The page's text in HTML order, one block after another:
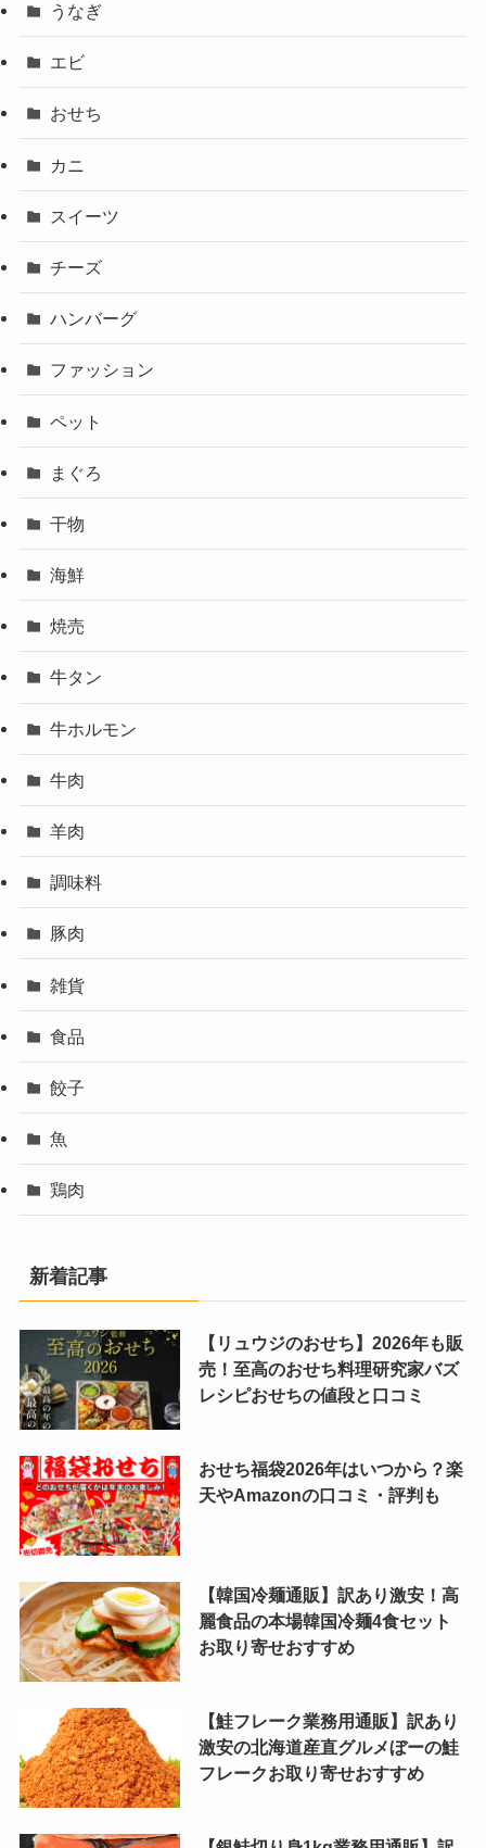
うなぎ
エビ
おせち
カニ
スイーツ
チーズ
ハンバーグ
ファッション
ペット
まぐろ
干物
海鮮
焼売
牛タン
牛ホルモン
牛肉
羊肉
調味料
豚肉
雑貨
食品
餃子
魚
鶏肉
新着記事
【リュウジのおせち】2026年も販
売！至高のおせち料理研究家バズ
レシピおせちの値段と口コミ
おせち福袋2026年はいつから？楽
天やAmazonの口コミ・評判も
【韓国冷麺通販】訳あり激安！高
麗食品の本場韓国冷麺4食セット
お取り寄せおすすめ
【鮭フレーク業務用通販】訳あり
激安の北海道産直グルメぼーの鮭
フレークお取り寄せおすすめ